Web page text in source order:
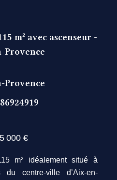
m² avec ascenseur -
Provence
Provence
000 €
m² idéalement situé à
centre-ville d’Aix-en-